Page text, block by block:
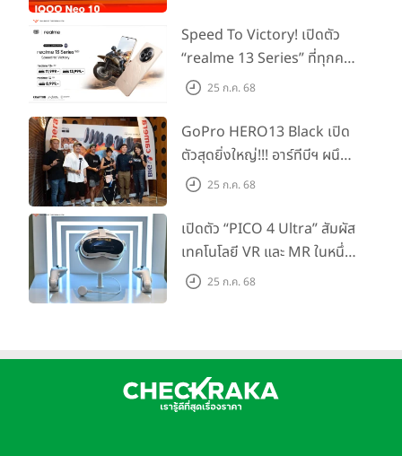
Speed To Victory! เปิดตัว
“realme 13 Series” ที่ทุกคน
รอคอย อัพเกรดชิปเซ็ตตัวแรง
Dominator แห่งปี! ในราคา
เริ่มต้นเพียง 8,999 บาท
25 ก.ค. 68
GoPro HERO13 Black เปิด
ตัวสุดยิ่งใหญ่!!! อาร์ทีบีฯ ผนึก
กำลัง Big Camera และ
สร้างสรรค์ ‘GoPro...Go Pro
Creators’
25 ก.ค. 68
เปิดตัว “PICO 4 Ultra” สัมผัส
เทคโนโลยี VR และ MR ในหนึ่ง
เดียว ยกระดับการทำงานและ25 ก.ค. 68